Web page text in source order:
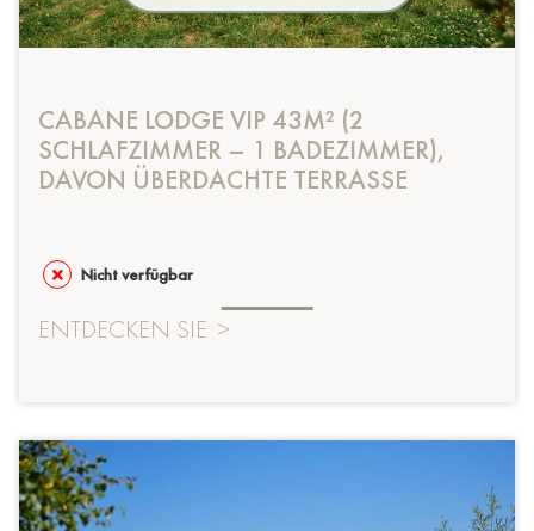
CABANE LODGE VIP 43M² (2
SCHLAFZIMMER – 1 BADEZIMMER),
DAVON ÜBERDACHTE TERRASSE
Nicht verfügbar
ENTDECKEN SIE >